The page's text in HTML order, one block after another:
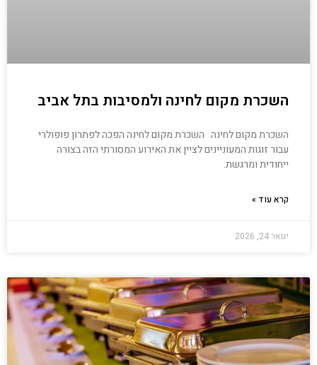
השכרת מקום לחינה ולמסיבות בתל אביב
השכרת מקום לחינה השכרת מקום לחינה הפכה לפתרון פופולרי
עבור זוגות המעוניינים לציין את האירוע המסורתי הזה בצורה
ייחודית ומרגשת.
קרא עוד »
ינואר 24, 2026